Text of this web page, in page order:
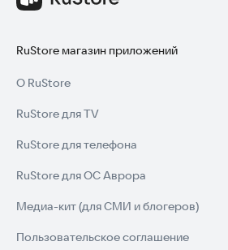
RuStore магазин приложений
О RuStore
RuStore для TV
RuStore для телефона
RuStore для ОС Аврора
Медиа-кит (для СМИ и блогеров)
Пользовательское соглашение